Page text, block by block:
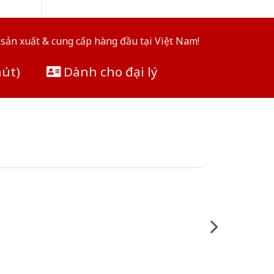
xuất & cung cấp hàng đầu tại Việt Nam!
Dành cho đại lý